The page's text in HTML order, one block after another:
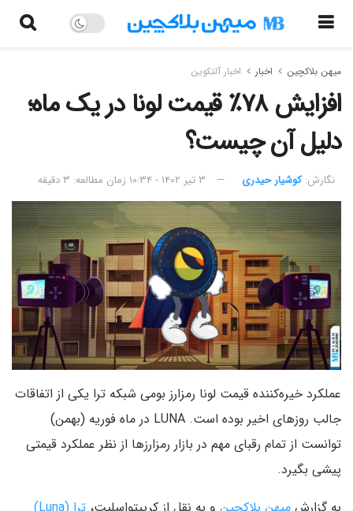
میهن بلاکچین اخبار اخبار آلتکوین
افزایش ۷۸٪ قیمت لونا در یک ماه؛
دلیل آن چیست؟
نگارش:‌ کوشیار حیدری ۳ تیر ۱۴۰۲ - ۱۰:۳۴ زمان مطالعه: ۳ دقیقه
عملکرد خیره‌کننده قیمت لونا رمزارز بومی شبکه ترا یکی از اتفاقات
جالب روزهای اخیر بوده است. LUNA در ماه فوریه (بهمن)
توانست از تمام رقبای مهم در بازار رمزارزها از نظر عملکرد قیمتی
پیشی بگیرد.